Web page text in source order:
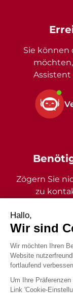
Sie können
Assistent
Zögern Sie
zu
2026 -